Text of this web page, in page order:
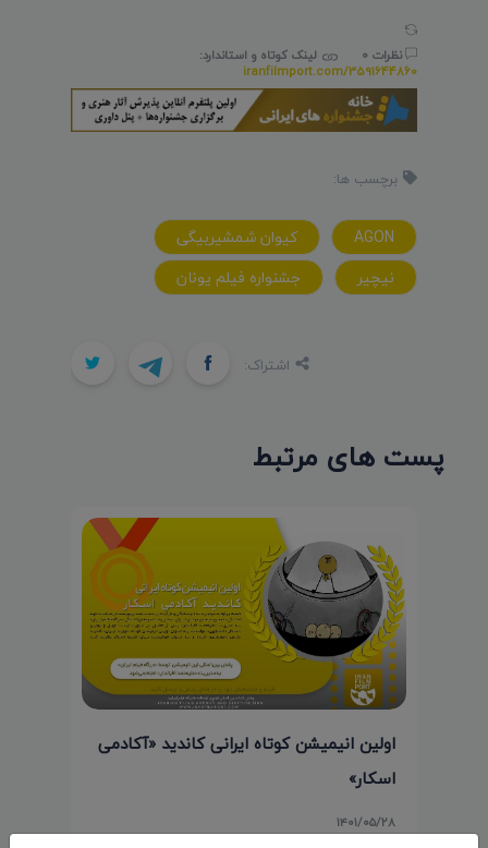
نظرات 0
لینک کوتاه و استاندارد:
iranfilmport.com/3591644860
برچسب ها:
AGON
کیوان شمشیربیگی
نیچیر
جشنواره فیلم یونان
اشتراک:
پست های مرتبط
اولین انیمیشن کوتاه ایرانی کاندید «آکادمی
اسکار»
۱۴۰۱/۰۵/۲۸